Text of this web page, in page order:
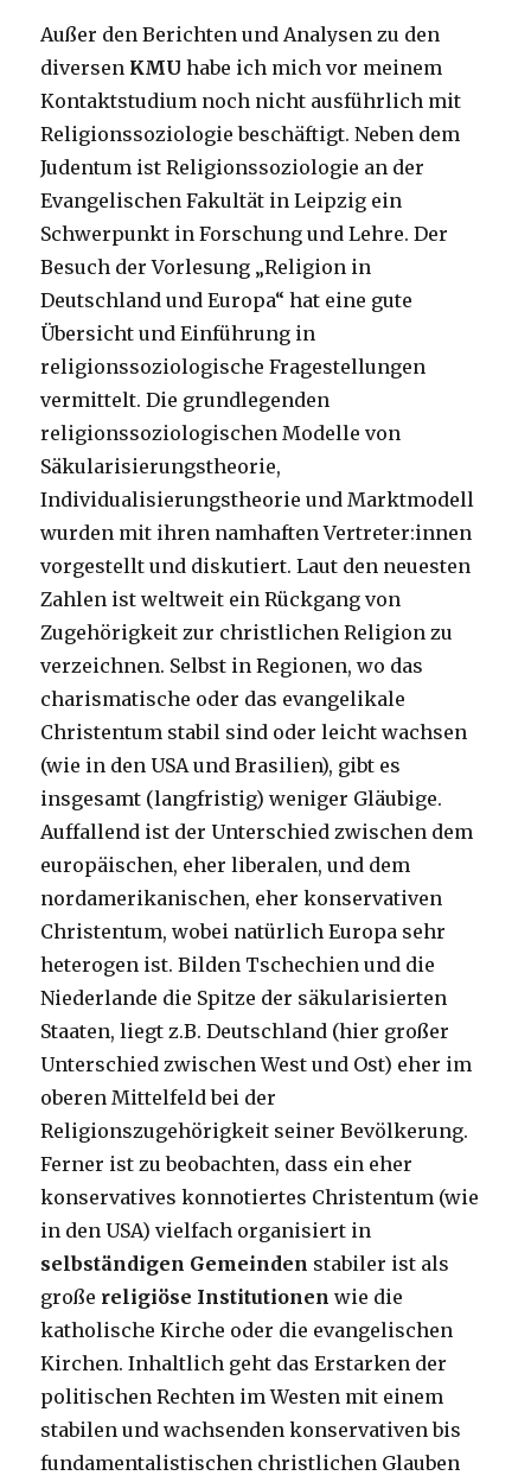
Außer den Berichten und Analysen zu den
diversen KMU habe ich mich vor meinem
Kontaktstudium noch nicht ausführlich mit
Religionssoziologie beschäftigt. Neben dem
Judentum ist Religionssoziologie an der
Evangelischen Fakultät in Leipzig ein
Schwerpunkt in Forschung und Lehre. Der
Besuch der Vorlesung „Religion in
Deutschland und Europa“ hat eine gute
Übersicht und Einführung in
religionssoziologische Fragestellungen
vermittelt. Die grundlegenden
religionssoziologischen Modelle von
Säkularisierungstheorie,
Individualisierungstheorie und Marktmodell
wurden mit ihren namhaften Vertreter:innen
vorgestellt und diskutiert. Laut den neuesten
Zahlen ist weltweit ein Rückgang von
Zugehörigkeit zur christlichen Religion zu
verzeichnen. Selbst in Regionen, wo das
charismatische oder das evangelikale
Christentum stabil sind oder leicht wachsen
(wie in den USA und Brasilien), gibt es
insgesamt (langfristig) weniger Gläubige.
Auffallend ist der Unterschied zwischen dem
europäischen, eher liberalen, und dem
nordamerikanischen, eher konservativen
Christentum, wobei natürlich Europa sehr
heterogen ist. Bilden Tschechien und die
Niederlande die Spitze der säkularisierten
Staaten, liegt z.B. Deutschland (hier großer
Unterschied zwischen West und Ost) eher im
oberen Mittelfeld bei der
Religionszugehörigkeit seiner Bevölkerung.
Ferner ist zu beobachten, dass ein eher
konservatives konnotiertes Christentum (wie
in den USA) vielfach organisiert in
selbständigen Gemeinden stabiler ist als
große religiöse Institutionen wie die
katholische Kirche oder die evangelischen
Kirchen. Inhaltlich geht das Erstarken der
politischen Rechten im Westen mit einem
stabilen und wachsenden konservativen bis
fundamentalistischen christlichen Glauben